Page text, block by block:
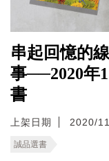
串起回憶的
事──2020年
書
上架日期 2020/
誠品選書